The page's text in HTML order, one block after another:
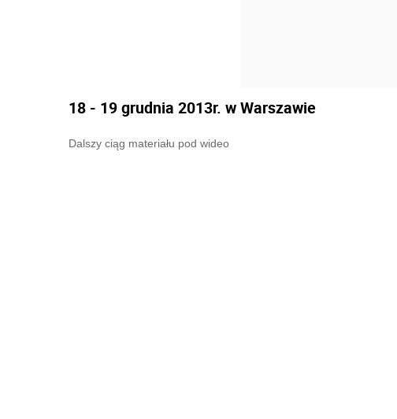
18 - 19 grudnia 2013r. w Warszawie
Dalszy ciąg materiału pod wideo